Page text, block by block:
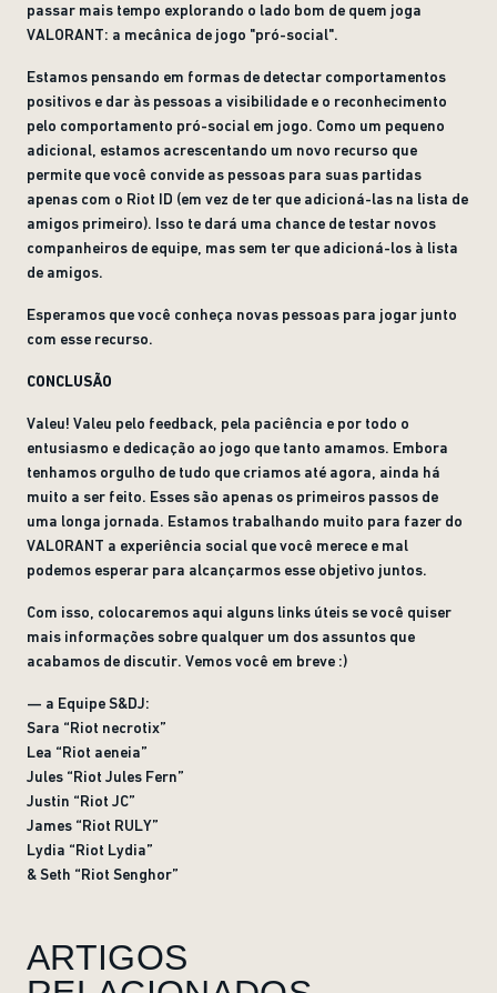
passar mais tempo explorando o lado bom de quem joga
VALORANT: a mecânica de jogo "pró-social".
Estamos pensando em formas de detectar comportamentos
positivos e dar às pessoas a visibilidade e o reconhecimento
pelo comportamento pró-social em jogo. Como um pequeno
adicional, estamos acrescentando um novo recurso que
permite que você convide as pessoas para suas partidas
apenas com o Riot ID (em vez de ter que adicioná-las na lista de
amigos primeiro). Isso te dará uma chance de testar novos
companheiros de equipe, mas sem ter que adicioná-los à lista
de amigos.
Esperamos que você conheça novas pessoas para jogar junto
com esse recurso.
CONCLUSÃO
Valeu! Valeu pelo feedback, pela paciência e por todo o
entusiasmo e dedicação ao jogo que tanto amamos. Embora
tenhamos orgulho de tudo que criamos até agora, ainda há
muito a ser feito. Esses são apenas os primeiros passos de
uma longa jornada. Estamos trabalhando muito para fazer do
VALORANT a experiência social que você merece e mal
podemos esperar para alcançarmos esse objetivo juntos.
Com isso, colocaremos aqui alguns links úteis se você quiser
mais informações sobre qualquer um dos assuntos que
acabamos de discutir. Vemos você em breve :)
— a Equipe S&DJ:
Sara “Riot necrotix”
Lea “Riot aeneia”
Jules “Riot Jules Fern”
Justin “Riot JC”
James “Riot RULY”
Lydia “Riot Lydia”
& Seth “Riot Senghor”
ARTIGOS